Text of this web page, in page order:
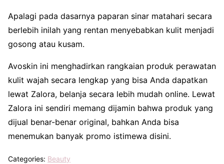
Apalagi pada dasarnya paparan sinar matahari secara
berlebih inilah yang rentan menyebabkan kulit menjadi
gosong atau kusam.
Avoskin ini menghadirkan rangkaian produk perawatan
kulit wajah secara lengkap yang bisa Anda dapatkan
lewat Zalora, belanja secara lebih mudah online. Lewat
Zalora ini sendiri memang dijamin bahwa produk yang
dijual benar-benar original, bahkan Anda bisa
menemukan banyak promo istimewa disini.
Categories: Beauty